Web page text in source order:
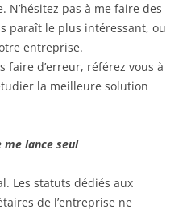
N’hésitez pas à me faire des
paraît le plus intéressant, ou
entreprise.
faire d’erreur, référez vous à
la meilleure solution
lance seul
Les statuts dédiés aux
de l’entreprise ne